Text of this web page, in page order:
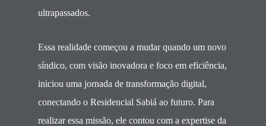
ultrapassados.
Essa realidade começou a mudar quando um novo
síndico, com visão inovadora e foco em eficiência,
iniciou uma jornada de transformação digital,
conectando o Residencial Sabiá ao futuro. Para
realizar essa missão, ele contou com a expertise da